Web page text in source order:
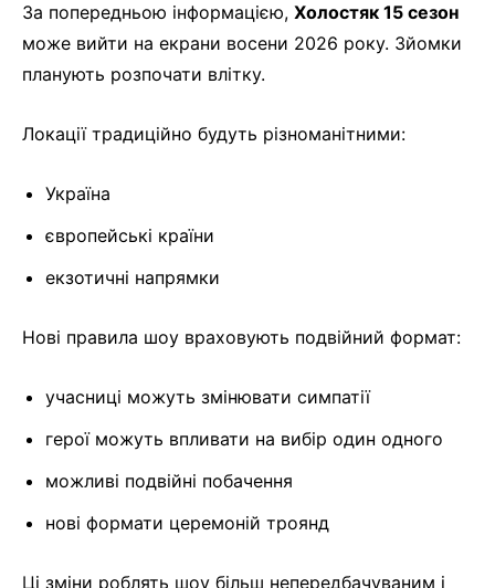
За попередньою інформацією, Холостяк 15 сезон
може вийти на екрани восени 2026 року. Зйомки
планують розпочати влітку.
Локації традиційно будуть різноманітними:
Україна
європейські країни
екзотичні напрямки
Нові правила шоу враховують подвійний формат:
учасниці можуть змінювати симпатії
герої можуть впливати на вибір один одного
можливі подвійні побачення
нові формати церемоній троянд
Ці зміни роблять шоу більш непередбачуваним і